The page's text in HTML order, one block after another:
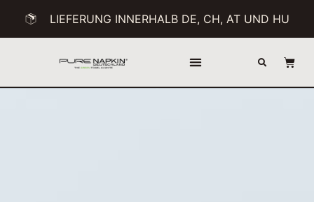
LIEFERUNG INNERHALB DE, CH, AT UND HU